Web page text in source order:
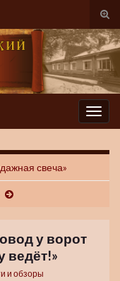
Вкл/
Вкл/
выкл
свеча»
у ворот
ведёт!»
и обзоры